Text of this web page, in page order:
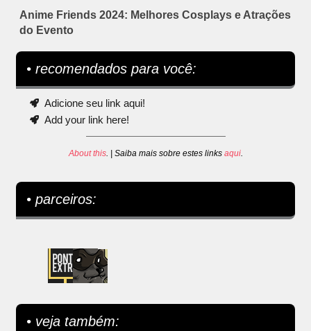
Anime Friends 2024: Melhores Cosplays e Atrações
do Evento
• recomendados para você:
Adicione seu link aqui!
Add your link here!
About this. | Saiba mais sobre estes links aqui.
• parceiros:
• veja também: